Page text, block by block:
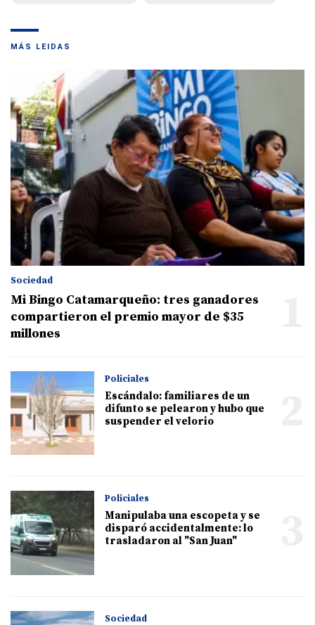
MÁS LEIDAS
Sociedad
Mi Bingo Catamarqueño: tres ganadores
compartieron el premio mayor de $35
millones
Policiales
Escándalo: familiares de un
difunto se pelearon y hubo que
suspender el velorio
Policiales
Manipulaba una escopeta y se
disparó accidentalmente: lo
trasladaron al "San Juan"
Sociedad